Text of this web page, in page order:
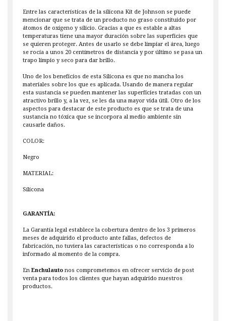
Entre las características de la silicona Kit de Johnson se puede
mencionar que se trata de un producto no graso constituido por
átomos de oxígeno y silicio. Gracias a que es estable a altas
temperaturas tiene una mayor duración sobre las superficies que
se quieren proteger. Antes de usarlo se debe limpiar el área, luego
se rocía a unos 20 centímetros de distancia y por último se pasa un
trapo limpio y seco para dar brillo.
Uno de los beneficios de esta Silicona es que no mancha los
materiales sobre los que es aplicada. Usando de manera regular
esta sustancia se pueden mantener las superficies tratadas con un
atractivo brillo y, a la vez, se les da una mayor vida útil. Otro de los
aspectos para destacar de este producto es que se trata de una
sustancia no tóxica que se incorpora al medio ambiente sin
causarle daños.
COLOR:
Negro
MATERIAL:
Silicona
GARANTÍA:
La Garantía legal establece la cobertura dentro de los 3 primeros
meses de adquirido el producto ante fallas, defectos de
fabricación, no tuviera las características o no corresponda a lo
informado al momento de la compra.
En Enchulauto nos comprometemos en ofrecer servicio de post
venta para todos los clientes que hayan adquirido nuestros
productos.